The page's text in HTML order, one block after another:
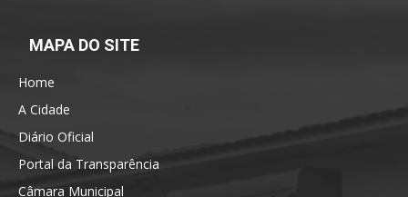
MAPA DO SITE
Home
A Cidade
Diário Oficial
Portal da Transparência
Câmara Municipal